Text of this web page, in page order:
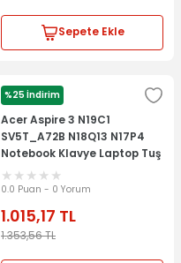
Sepete Ekle
%25 İndirim
ACER
Acer Aspire 3 N19C1
SV5T_A72B N18Q13 N17P4
Notebook Klavye Laptop Tuş
Takımı
0.0 Puan - 0 Yorum
1.015,17 TL
1.353,56TL